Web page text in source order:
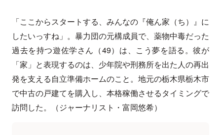
「ここからスタートする、みんなの『俺ん家（ち）』に
したいっすね」。暴力団の元構成員で、薬物中毒だった
過去を持つ遊佐学さん（49）は、こう夢を語る。彼が
「家」と表現するのは、少年院や刑務所を出た人の再出
発を支える自立準備ホームのこと。地元の栃木県栃木市
で中古の戸建てを購入し、本格稼働させるタイミングで
訪問した。（ジャーナリスト・富岡悠希）